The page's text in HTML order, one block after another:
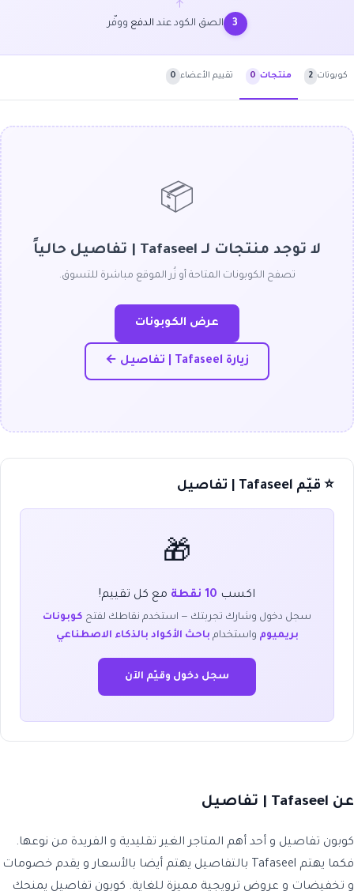
←
3 الصق الكود عند الدفع ووفّر
كوبونات 2 منتجات 0 تقييم الأعضاء 0
📦
لا توجد منتجات لـ Tafaseel | تفاصيل حالياً
تصفح الكوبونات المتاحة أو زُر الموقع مباشرة للتسوق.
عرض الكوبونات
زيارة Tafaseel | تفاصيل ←
⭐ قيّم Tafaseel | تفاصيل
🎁
اكسب 10 نقطة مع كل تقييم!
سجل دخول وشارك تجربتك — استخدم نقاطك لفتح كوبونات
بريميوم واستخدام باحث الأكواد بالذكاء الاصطناعي
سجل دخول وقيّم الآن
عن Tafaseel | تفاصيل
كوبون تفاصيل و أحد أهم المتاجر الغير تقليدية و الفريدة من نوعها.
فكما يهتم Tafaseel بالتفاصيل يهتم أيضا بالأسعار و يقدم خصومات
و تخفيضات و عروض ترويجية مميزة للغاية. كوبون تفاصيل يمنحك